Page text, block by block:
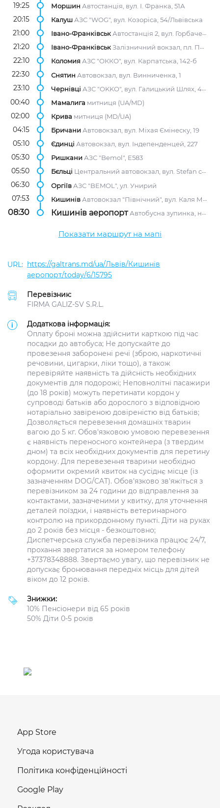
19:25 Моршин Автостанція, вул. І. Франка, 51А
20:15 Калуш АЗС "WOG", вул. Козоріса, 54/Львівська
21:00 Івано-Франківськ Автостанція 2, вул. Горбачевського, 14
21:20 Івано-ФранківськЗалізничний вокзал, пл. Привокзальна, 1
22:10 Коломия АЗС "ОККО", вул. Карпатська, 142-б
22:30 Снятин Автовокзал, вул. Винниченка, 1
23:10 Чернівці АЗС "OKKO", вул. Галицький Шлях, 46М
00:40 Мамалига митниця (UA/MD)
02:00 Крива митниця (MD/UA)
04:15 Бричани Автовокзал, вул. Міхая Ємінеску, 19
05:10 Єдинці Автовокзал, вул. Індепенденцей, 227
05:30 Ришкани АЗС "Bemol", E583
05:50 Бєльці Центральний автовокзал, вул. Stefan cel Mare, 2
06:30 Оргіїв АЗС "BEMOL", ул. Унирий
07:53 Кишинів Автовокзал "Північний", вул. Каля Мошілор, 2/1
08:30 Кишинів аеропорт Автобусна зупинка, навпроти АЗС "Лукойл"
Показати маршрут на мапі
https://galtrans.md/ua/Львів/Кишинів
аеропорт/today/6/15795
Перевізник:
FIRMA GALIZ-SV S.R.L.
Додаткова інформація:
Оплату броні можна здійснити карткою під час
посадки до автобуса; Не допускайте до
провезення заборонені речі (зброю, наркотичні
речовини, цигарки, ліки тощо), а також
перевіряйте наявність та дійсність необхідних
документів для подорожі; Неповнолітні пасажири
(до 18 років) можуть перетинати кордон у
супроводі батьків або дорослого з відповідною
нотаріально завіреною довіреністю від батьків;
Дозволяється перевезення домашніх тварин
вагою до 5 кг. Обов'язковою умовою перевезення
є наявність переносного контейнера (з твердим
дном) та всіх необхідних документів для перетину
кордону. Для перевезення тварини необхідно
оформити окремий квиток на сусіднє місце (із
зазначенням DOG/CAT). Обов'язково зв'яжіться з
перевізником за 24 години до відправлення за
контактами, зазначеними у квитку, для уточнення
деталей поїздки, і наявність ветеринарного
контролю на прикордонному пункті. Діти на руках
до 2 років без місця - безкоштовно;
Диспетчерська служба перевізника працює 24/7,
прохання звертатися за номером телефону
+37378348888. Звертаємо увагу, що перевізник не
допускає бронювання передніх місць для дітей
віком до 12 років.
Знижки:
10% Пенсіонери від 65 років
50% Діти 0-5 років
App Store
Угода користувача
Політика конфіденційності
Google Play